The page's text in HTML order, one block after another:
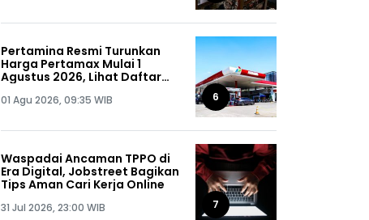
Pertamina Resmi Turunkan
Harga Pertamax Mulai 1
Agustus 2026, Lihat Daftar
01 Agu 2026, 09:35 WIB 6
Waspadai Ancaman TPPO di
Era Digital, Jobstreet Bagikan
Tips Aman Cari Kerja Online
31 Jul 2026, 23:00 WIB 7